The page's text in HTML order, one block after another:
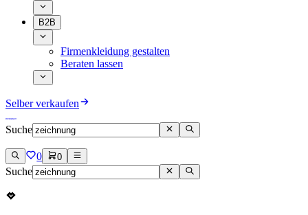
B2B
Firmenkleidung gestalten
Beraten lassen
Selber verkaufen
Suche
0 0
Suche